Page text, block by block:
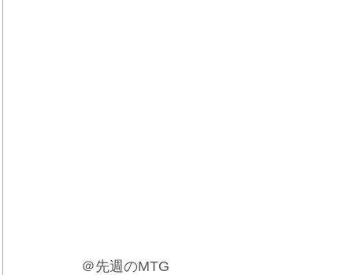
＠先週のMTG